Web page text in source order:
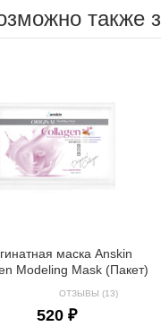
также
маска Anskin
Modeling Mask (Пакет)
ОТЗЫВЫ (13)
520 ₽